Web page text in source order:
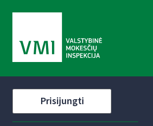
Prisijungti